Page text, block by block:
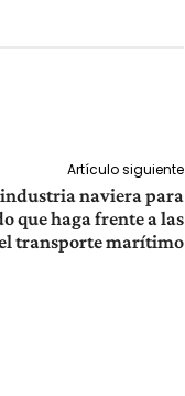
Artículo siguiente
industria naviera para
que haga frente a las
transporte marítimo